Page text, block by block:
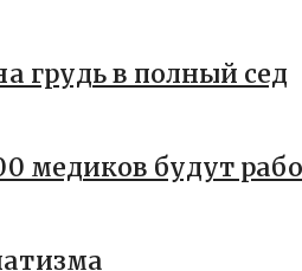
грудь в полный сед
медиков будут